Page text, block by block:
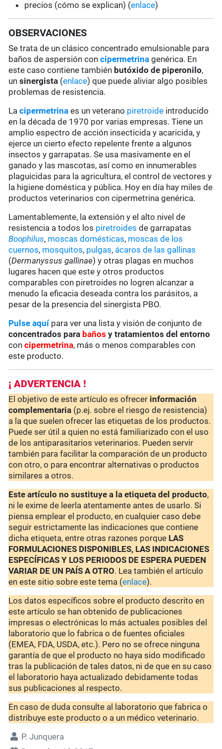
precios (cómo se explican) (enlace)
OBSERVACIONES
Se trata de un clásico concentrado emulsionable para
baños de aspersión concipermetrina genérica. En
este caso contiene también butóxido de piperonilo,
unsinergista (enlace) que puede aliviar algo posibles
problemas de resistencia.
Lacipermetrinaes un veterano piretroide introducido
en la década de 1970 por varias empresas. Tiene un
amplio espectro de acción insecticida y acaricida, y
ejerce un cierto efecto repelente frente a algunos
insectos y garrapatas. Se usa masivamente en el
ganado y las mascotas, así como en innumerables
plaguicidas para la agricultura, el control de vectores y
la higiene doméstica y pública. Hoy en día hay miles de
productos veterinarios con cipermetrina genérica.
Lamentablemente, la extensión y el alto nivel de
resistencia a todos los piretroides de garrapatas
Boophilus, moscas domésticas, moscas de los
cuernos, mosquitos, pulgas, ácaros de las gallinas
(Dermanyssus gallinae) y otras plagas en muchos
lugares hacen que este y otros productos
comparables con piretroides no logren alcanzar a
menudo la eficacia deseada contra los parásitos, a
pesar de la presencia del sinergista PBO.
Pulse aquí para ver una lista y visión de conjunto de
concentrados para baños y tratamientos del entorno
concipermetrina, más o menos comparables con
este producto.
¡ ADVERTENCIA !
El objetivo de este artículo es ofrecer información
complementaria (p.ej. sobre el riesgo de resistencia)
a la que suelen ofrecer las etiquetas de los productos.
Puede ser útil a quien no está familiarizado con el uso
de los antiparasitarios veterinarios. Pueden servir
también para facilitar la comparación de un producto
con otro, o para encontrar alternativas o productos
similares a otros.
Este artículo no sustituye a la etiqueta del producto,
ni le exime de leerla atentamente antes de usarlo. Si
piensa emplear el producto, en cualquier caso debe
seguir estrictamente las indicaciones que contiene
dicha etiqueta, entre otras razones porque LAS
FORMULACIONES DISPONIBLES, LAS INDICACIONES
ESPECÍFICAS Y LOS PERIODOS DE ESPERA PUEDEN
VARIAR DE UN PAÍS A OTRO. Lea también el artículo
en este sitio sobre este tema (enlace).
Los datos específicos sobre el producto descrito en
este artículo se han obtenido de publicaciones
impresas o electrónicas lo más actuales posibles del
laboratorio que lo fabrica o de fuentes oficiales
(EMEA, FDA, USDA, etc.). Pero no se ofrece ninguna
garantía de que el producto no haya sido modificado
tras la publicación de tales datos, ni de que en su caso
el laboratorio haya actualizado debidamente todas
sus publicaciones al respecto.
En caso de duda consulte al laboratorio que fabrica o
distribuye este producto o a un médico veterinario.
P. Junquera